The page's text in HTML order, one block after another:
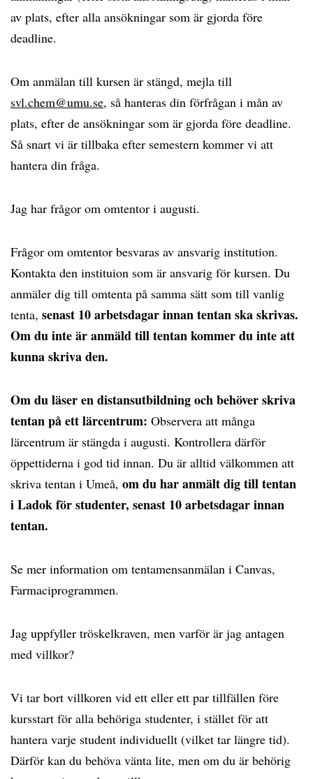
av plats, efter alla ansökningar som är gjorda före
deadline.
Om anmälan till kursen är stängd, mejla till
svl.chem@umu.se, så hanteras din förfrågan i mån av
plats, efter de ansökningar som är gjorda före deadline.
Så snart vi är tillbaka efter semestern kommer vi att
hantera din fråga.
Jag har frågor om omtentor i augusti.
Frågor om omtentor besvaras av ansvarig institution.
Kontakta den instituion som är ansvarig för kursen. Du
anmäler dig till omtenta på samma sätt som till vanlig
tenta, senast 10 arbetsdagar innan tentan ska skrivas.
Om du inte är anmäld till tentan kommer du inte att
kunna skriva den.
Om du läser en distansutbildning och behöver skriva
tentan på ett lärcentrum: Observera att många
lärcentrum är stängda i augusti. Kontrollera därför
öppettiderna i god tid innan. Du är alltid välkommen att
skriva tentan i Umeå, om du har anmält dig till tentan
i Ladok för studenter, senast 10 arbetsdagar innan
tentan.
Se mer information om tentamensanmälan i Canvas,
Farmaciprogrammen.
Jag uppfyller tröskelkraven, men varför är jag antagen
med villkor?
Vi tar bort villkoren vid ett eller ett par tillfällen före
kursstart för alla behöriga studenter, i stället för att
hantera varje student individuellt (vilket tar längre tid).
Därför kan du behöva vänta lite, men om du är behörig